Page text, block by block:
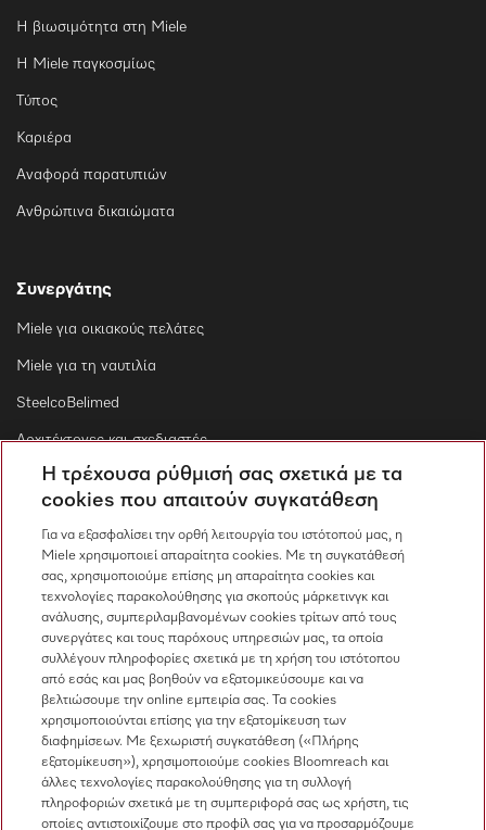
Η βιωσιμότητα στη Miele
Η Miele παγκοσμίως
Τύπος
Καριέρα
Αναφορά παρατυπιών
Ανθρώπινα δικαιώματα
Συνεργάτης
Miele για οικιακούς πελάτες
Miele για τη ναυτιλία
SteelcoBelimed
Αρχιτέκτονες και σχεδιαστές
Για εμπορικούς συνεργάτες
Επικοινωνία
Επισκόπηση επικοινωνίας
Πωλήσεις
210 6794444
Εξυπηρέτηση πελατών
210 6794444
Η τρέχουσα ρύθμισή σας σχετικά με τα
cookies που απαιτούν συγκατάθεση
Για να εξασφαλίσει την ορθή λειτουργία του ιστότοπού μας, η
Miele χρησιμοποιεί απαραίτητα cookies. Με τη συγκατάθεσή
σας, χρησιμοποιούμε επίσης μη απαραίτητα cookies και
τεχνολογίες παρακολούθησης για σκοπούς μάρκετινγκ και
ανάλυσης, συμπεριλαμβανομένων cookies τρίτων από τους
συνεργάτες και τους παρόχους υπηρεσιών μας, τα οποία
συλλέγουν πληροφορίες σχετικά με τη χρήση του ιστότοπου
από εσάς και μας βοηθούν να εξατομικεύσουμε και να
βελτιώσουμε την online εμπειρία σας. Τα cookies
χρησιμοποιούνται επίσης για την εξατομίκευση των
διαφημίσεων. Με ξεχωριστή συγκατάθεση («Πλήρης
εξατομίκευση»), χρησιμοποιούμε cookies Bloomreach και
άλλες τεχνολογίες παρακολούθησης για τη συλλογή
πληροφοριών σχετικά με τη συμπεριφορά σας ως χρήστη, τις
οποίες αντιστοιχίζουμε στο προφίλ σας για να προσαρμόζουμε